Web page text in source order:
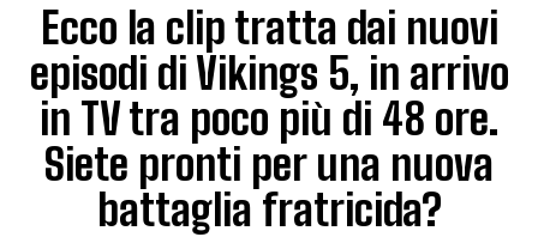
Ecco la clip tratta dai nuovi
episodi di Vikings 5, in arrivo
in TV tra poco più di 48 ore.
Siete pronti per una nuova
battaglia fratricida?